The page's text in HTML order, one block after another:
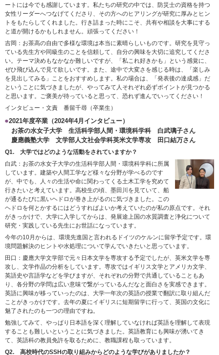
ートには今でも感謝しています。私たちの研究の中では、防災士の資格を持つ
女性リーダーへつなげてくださり、その方へのヒアリングが研究に厚みとヒン
トをもたらしてくれました。行き詰まった時にこそ、共有や相談を大事にする
と道が開けるかもしれません。頑張ってください！
吉岡：お茶高の自由で多様な環境は本当に素晴らしいものです。研究を見守っ
ている先生方や同級生のことを信頼して、自分の興味を大切に追究してくださ
い。テーマ決めもなかなか難しいですが、「私これ好きかも」という感覚に、
ぜひ飛び込んで見て欲しいです。また、途中で大変さを感じる時は、「楽しみ
を見出してみる」ことをおすすめします。私の場合は、「発表後の達成感」だ
ということに気づきましたが、やってみて人それぞれ必ずポイントが見つかる
と思います。ご褒美が待っていると思って、恐れず進んでいってください！
インタビュー・文責 番留千尋（卒業生）
2021年度卒業（2024年4月インタビュー）
お茶の水女子大学 生活科学部人間・環境科学科 白武璃子さん
慶應義塾大学 文学部人文社会学科英米文学専攻 田口結万さん
Q1. 大学ではどのような活動をされていますか？
白武：お茶の水女子大学の生活科学部人間・環境科学科に所属
しています。建築や人間工学など様々な分野が学べるのです
が、中でも、人々の生活や命に関わってくる土木工学を究めて
行きたいと考えています。高校生の頃、墨田川を見ていて、船
が通るたびに黒いヘドロが巻き上がるのに気づきました。この
ヘドロを何とかするにはどうすればよいか考えていたのが私の原点です。それ
がきっかけで、大学に入学してからは、発展途上国の水質調査と浄化について
研究・実践している先生にお世話になっています。
今年の10月からは、環境先進国と言われるドイツのケルンに留学予定です。環
境問題解決のヒントや水処理について学んでいきたいと思っています。
田口：慶應大学文学部で元々日本文学を専攻する予定でしたが、英米文学を専
攻し、文学作品の分析をしています。専攻ではイギリス文学とアメリカ文学、
英語史や言語学などを学びますが、それぞれの分野で共通していることもあ
り、各分野の学問は広い意味で繋がっているんだなと面白さを実感できます。
英語に興味が移っていったのは、大学一年次の英語の授業で翻訳に取り組んだ
ことがきっかけです。去年の夏にイギリスに短期留学に行って、英国の文化に
魅了されたのも一つの理由ですね。
勉強してみて、やっぱり日本語を深く理解していなければ英語を理解して表現
することも難しいということに気づきました。英語教育にも興味が湧いてき
て、英語科の教員免許を取るために、教職課程も取っています。
Q2. 高校時代のSSHの取り組みからどのような学びがありましたか？